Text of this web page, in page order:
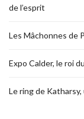
de l’esprit
Les Mâchonnes de
Expo Calder, le roi
Le ring de